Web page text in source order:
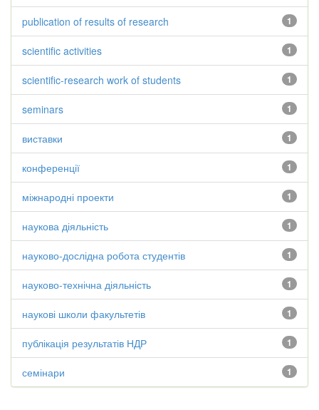
1
publication of results of research
1
scientific activities
1
scientific-research work of students
1
seminars
1
виставки
1
конференції
1
міжнародні проекти
1
наукова діяльність
1
науково-дослідна робота студентів
1
науково-технічна діяльність
1
наукові школи факультетів
1
публікація результатів НДР
1
семінари